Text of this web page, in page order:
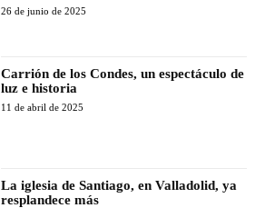
26 de junio de 2025
Carrión de los Condes, un espectáculo de
luz e historia
11 de abril de 2025
La iglesia de Santiago, en Valladolid, ya
resplandece más